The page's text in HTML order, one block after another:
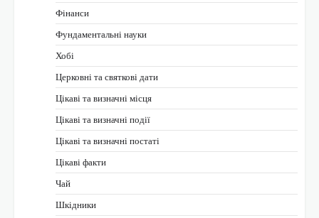
Фінанси
Фундаментальні науки
Хобі
Церковні та святкові дати
Цікаві та визначні місця
Цікаві та визначні події
Цікаві та визначні постаті
Цікаві факти
Чай
Шкідники